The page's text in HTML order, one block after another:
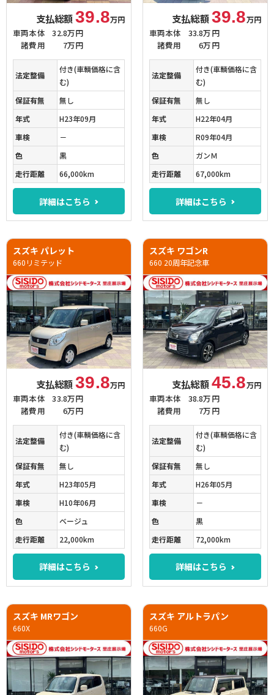
支払総額39.8万円
車両本体
32.8万円
諸費用
7万円
法定整備
付き(車輌価格に含
む)
保証有無
無し
年式
H23年09月
車検
－
色
黒
走行距離
66,000km
詳細はこちら
支払総額39.8万円
車両本体
33.8万円
諸費用
6万円
法定整備
付き(車輌価格に含
む)
保証有無
無し
年式
H22年04月
車検
R09年04月
色
ガンＭ
走行距離
67,000km
詳細はこちら
スズキ パレット
660リミテッド
支払総額39.8万円
車両本体
33.8万円
諸費用
6万円
法定整備
付き(車輌価格に含
む)
保証有無
無し
年式
H23年05月
車検
H10年06月
色
ベージュ
走行距離
22,000km
詳細はこちら
スズキ ワゴンR
660 20周年記念車
支払総額45.8万円
車両本体
38.8万円
諸費用
7万円
法定整備
付き(車輌価格に含
む)
保証有無
無し
年式
H26年05月
車検
－
色
黒
走行距離
72,000km
詳細はこちら
スズキ MRワゴン
660X
スズキ アルトラパン
660G